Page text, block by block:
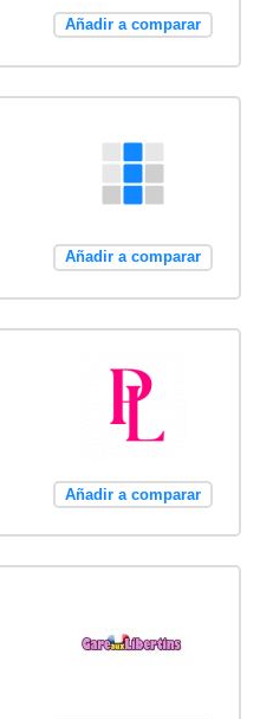
Añadir a comparar
Añadir a comparar
Añadir a comparar